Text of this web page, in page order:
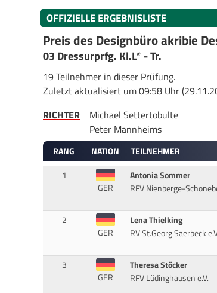
OFFIZIELLE ERGEBNISLISTE
Preis des Designbüro akribie
03 Dressurprfg. Kl.L* - Tr.
19 Teilnehmer in dieser Prüfung.
Zuletzt aktualisiert um 09:58 Uhr
RICHTER
Michael Settertobulte
Peter Mannheims
RANG NATION TEILNEHMER
1
GER
Antonia Sommer
RFV Nienberge-
2
GER
Lena Thielking
RV St.Georg Saerbeck
3
GER
Theresa Stöcker
RFV Lüdinghausen e.V.